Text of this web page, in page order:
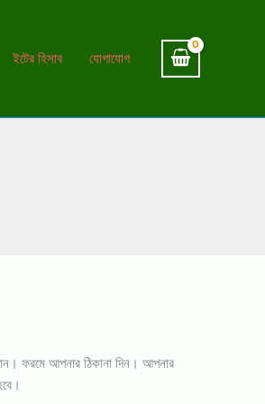
ইটের হিসাব যোগাযোগ
ফরমে আপনার ঠিকানা দিন। আপনার